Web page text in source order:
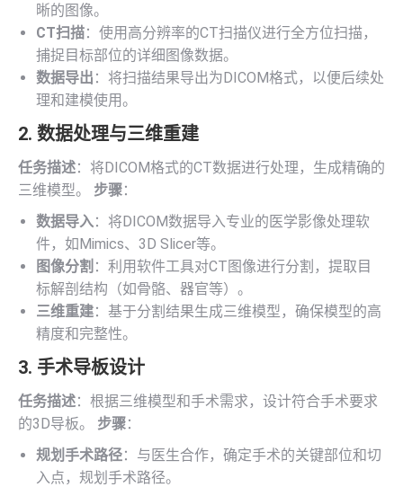
晰的图像。
CT扫描：使用高分辨率的CT扫描仪进行全方位扫描，
捕捉目标部位的详细图像数据。
数据导出 ：将扫描结果导出为DICOM格式，以便后续处
理和建模使用。
2. 数据处理与三维重建
任务描述：将DICOM格式的CT数据进行处理，生成精确的
三维模型。 步骤：
数据导入：将DICOM数据导入专业的医学影像处理软
件，如Mimics、3D Slicer等。
图像分割 ：利用软件工具对CT图像进行分割，提取目
标解剖结构（如骨骼、器官等）。
三维重建：基于分割结果生成三维模型，确保模型的高
精度和完整性。
3. 手术导板设计
任务描述：根据三维模型和手术需求，设计符合手术要求
的3D导板。 步骤：
规划手术路径：与医生合作，确定手术的关键部位和切
入点，规划手术路径。